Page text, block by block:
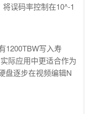
误码率控制在10^-1
1200TBW写入寿
际应用中更适合作为
盘逐步在视频编辑N